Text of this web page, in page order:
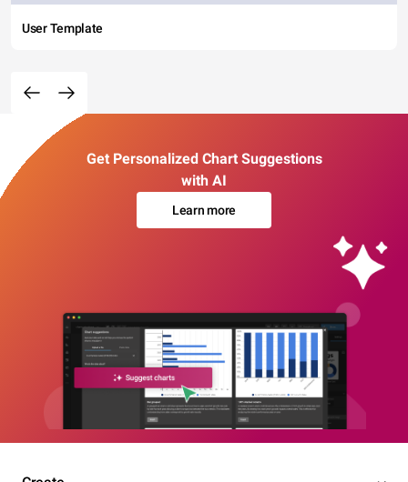
User Template
Get Personalized Chart Suggestions
with AI
Learn more